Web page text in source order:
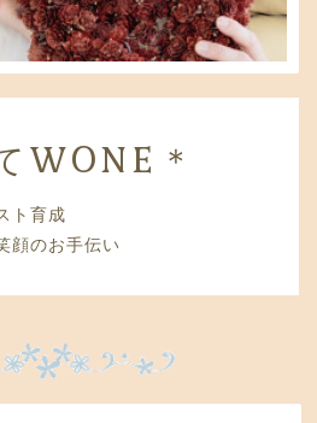
WONE＊
ト育成
顔のお手伝い